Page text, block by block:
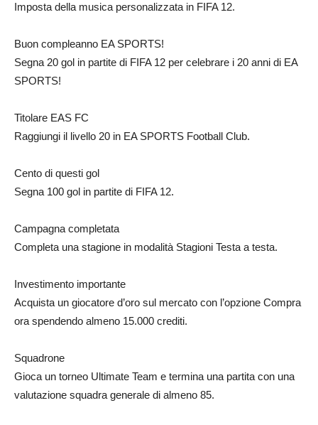
Imposta della musica personalizzata in FIFA 12.
Buon compleanno EA SPORTS!
Segna 20 gol in partite di FIFA 12 per celebrare i 20 anni di EA
SPORTS!
Titolare EAS FC
Raggiungi il livello 20 in EA SPORTS Football Club.
Cento di questi gol
Segna 100 gol in partite di FIFA 12.
Campagna completata
Completa una stagione in modalità Stagioni Testa a testa.
Investimento importante
Acquista un giocatore d’oro sul mercato con l’opzione Compra
ora spendendo almeno 15.000 crediti.
Squadrone
Gioca un torneo Ultimate Team e termina una partita con una
valutazione squadra generale di almeno 85.